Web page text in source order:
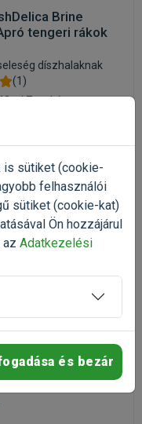
Brine
tengeri rákok
díszhalaknak
(1)
/ Zacskó
2 789 Ft
Kosárba
Bel Weekend
/ Doboz
is sütiket (cookie-
felhasználói
sütiket (cookie-kat)
Ön hozzájárul
az Adatkezelési
és bezár